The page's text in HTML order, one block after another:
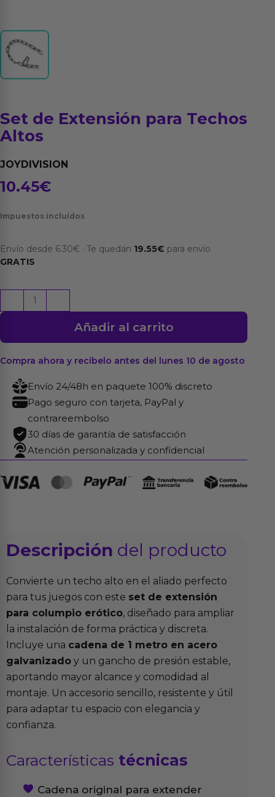
Set de Extensión para Techos
Altos
JOYDIVISION
10.45€
Impuestos incluídos
Envío desde 6.30€ · Te quedan 19.55€ para envío
GRATIS
de
para
Techos
Altos
cantidad
Añadir al carrito
Compra ahora y recíbelo antes del lunes 10 de agosto
Envío 24/48h en paquete 100% discreto
Pago seguro con tarjeta, PayPal y
contrareembolso
30 días de garantía de satisfacción
Atención personalizada y confidencial
Descripción del producto
Convierte un techo alto en el aliado perfecto
para tus juegos con este set de extensión
para columpio erótico, diseñado para ampliar
la instalación de forma práctica y discreta.
Incluye una cadena de 1 metro en acero
galvanizado y un gancho de presión estable,
aportando mayor alcance y comodidad al
montaje. Un accesorio sencillo, resistente y útil
para adaptar tu espacio con elegancia y
confianza.
Características técnicas
Cadena original para extender